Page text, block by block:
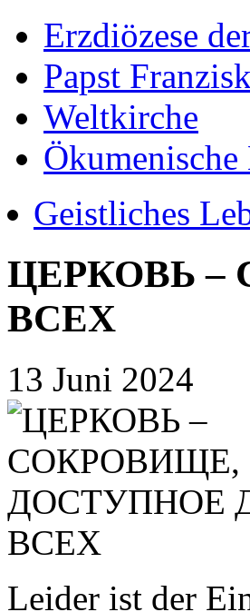
Erzdiözese
Papst
Weltkirche
Geistliches
ЦЕРКОВЬ
ВСЕХ
13 Juni 2024
Leider ist der